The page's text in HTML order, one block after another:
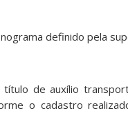
definido pela
de auxílio
o cadastro